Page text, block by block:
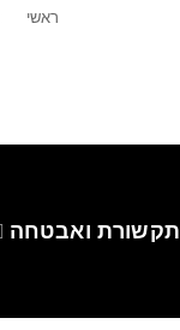
ראשי
תקשורת ואבטחה